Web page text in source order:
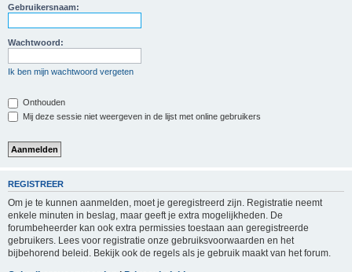
Gebruikersnaam:
Wachtwoord:
Ik ben mijn wachtwoord vergeten
Onthouden
Mij deze sessie niet weergeven in de lijst met online gebruikers
REGISTREER
Om je te kunnen aanmelden, moet je geregistreerd zijn. Registratie neemt
enkele minuten in beslag, maar geeft je extra mogelijkheden. De
forumbeheerder kan ook extra permissies toestaan aan geregistreerde
gebruikers. Lees voor registratie onze gebruiksvoorwaarden en het
bijbehorend beleid. Bekijk ook de regels als je gebruik maakt van het forum.